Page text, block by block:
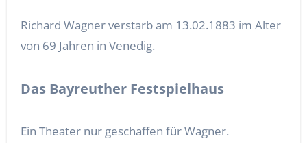
Richard Wagner verstarb am 13.02.1883 im Alter
von 69 Jahren in Venedig.
Das Bayreuther Festspielhaus
Ein Theater nur geschaffen für Wagner.